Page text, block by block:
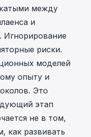
между
и
Игнорирование
риски.
моделей
опыту и
Это
этап
не в том,
как развивать